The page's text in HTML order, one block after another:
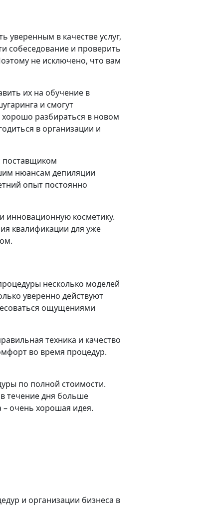
уверенным в качестве услуг,
собеседование и проверить
не исключено, что вам
их на обучение в
и смогут
разбираться в новом
в организации и
поставщиком
нюансам депиляции
опыт постоянно
инновационную косметику.
квалификации для уже
несколько моделей
уверенно действуют
ощущениями
техника и качество
во время процедур.
по полной стоимости.
течение дня больше
– очень хорошая идея.
и организации бизнеса в